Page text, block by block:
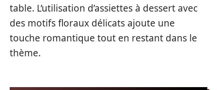
table. L’utilisation d’assiettes à dessert avec
des motifs floraux délicats ajoute une
touche romantique tout en restant dans le
thème.